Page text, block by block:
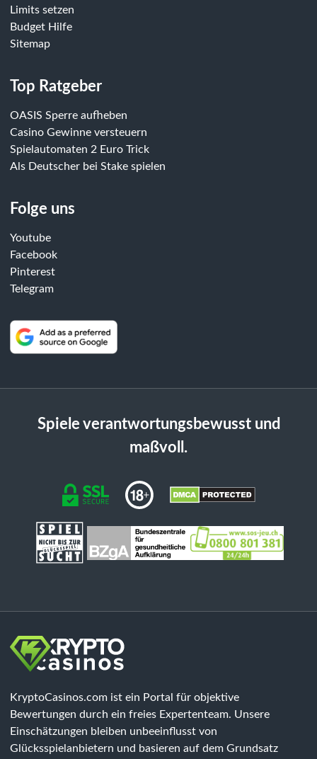
Limits setzen
Budget Hilfe
Sitemap
Top Ratgeber
OASIS Sperre aufheben
Casino Gewinne versteuern
Spielautomaten 2 Euro Trick
Als Deutscher bei Stake spielen
Folge uns
Youtube
Facebook
Pinterest
Telegram
Spiele verantwortungsbewusst und
maßvoll.
KryptoCasinos.com ist ein Portal für objektive
Bewertungen durch ein freies Expertenteam. Unsere
Einschätzungen bleiben unbeeinflusst von
Glücksspielanbietern und basieren auf dem Grundsatz